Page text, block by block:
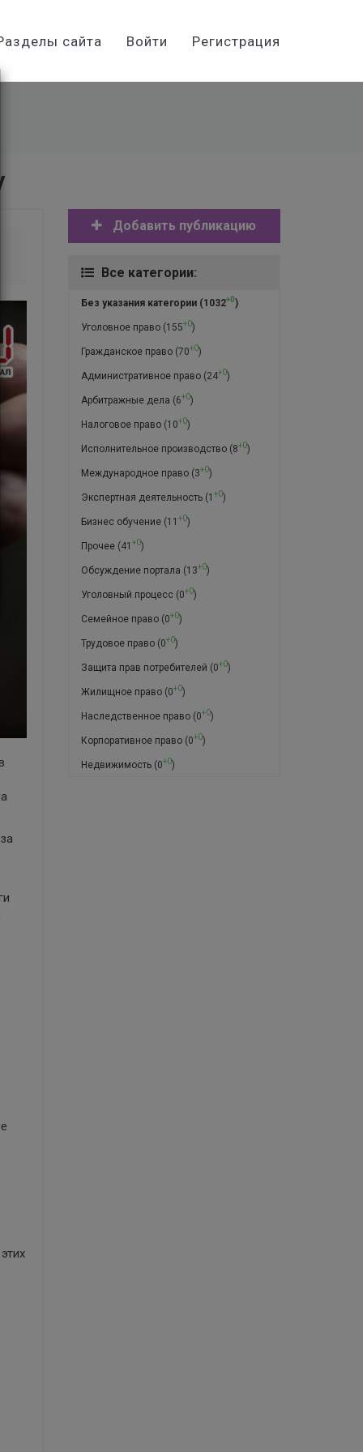
сайта Войти Регистрация
Добавить публикацию
Все категории:
Без указания категории(1032+0)
Уголовное право(155+0)
Гражданское право(70+0)
Административное право(24+0)
Арбитражные дела (6+0)
Налоговое право(10+0)
Исполнительное производство(8+0)
Международное право(3+0)
Экспертная деятельность(1 +0)
Бизнес обучение(11 +0)
Прочее(41 +0)
Обсуждение портала (13+0)
Уголовный процесс (0+0)
Семейное право(0+0)
Трудовое право(0+0)
Защита прав потребителей (0+0)
Жилищное право(0+0)
Наследственное право(0+0)
Корпоративное право(0+0)
Недвижимость(0+0)